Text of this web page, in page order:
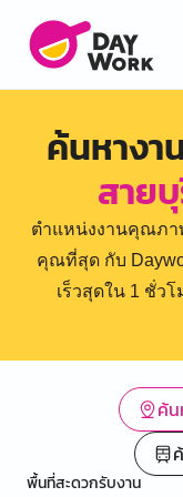
ค้นหางา
สาย
ตำแหน่งงานคุณภา
คุณที่สุด กับ
เร็วสุดใน 1 ชั่ว
ค้
พื้นที่สะดวกรับงาน